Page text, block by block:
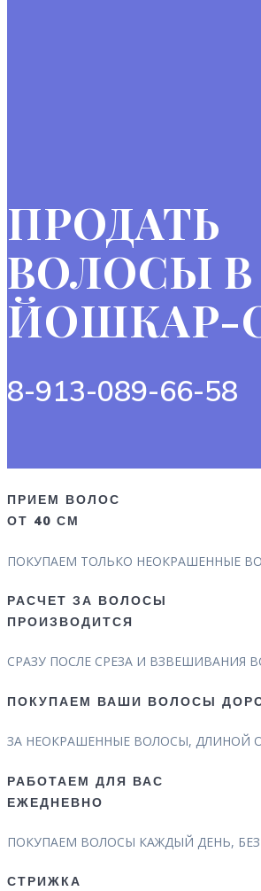
ПРОДАТЬ
ВОЛОСЫ В
ЙОШКАР-
8-913-089-66-58
ПРИЕМ ВОЛОС
ОТ 40 СМ
ПОКУПАЕМ ТОЛЬКО НЕОКРАШЕННЫЕ
РАСЧЕТ ЗА ВОЛОСЫ
ПРОИЗВОДИТСЯ
СРАЗУ ПОСЛЕ СРЕЗА И ВЗВЕШИВАНИЯ
ПОКУПАЕМ ВАШИ ВОЛОСЫ
ЗА НЕОКРАШЕННЫЕ ВОЛОСЫ, ДЛИНОЙ
РАБОТАЕМ ДЛЯ ВАС
ЕЖЕДНЕВНО
ПОКУПАЕМ ВОЛОСЫ КАЖДЫЙ ДЕНЬ,
СТРИЖКА